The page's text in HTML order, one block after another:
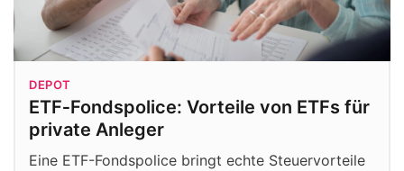
DEPOT
ETF‑Fondspolice: Vorteile von ETFs für
private Anleger
Eine ETF-Fondspolice bringt echte Steuervorteile